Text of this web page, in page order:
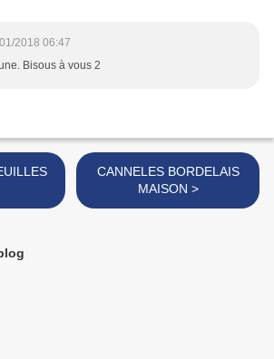
2018 06:47
Bisous à vous 2
CANNELES BORDELAIS
MAISON >